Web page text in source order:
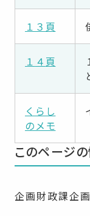
１３頁
１ ４ 頁
くらし
のメモ
このページ
企画財政課企